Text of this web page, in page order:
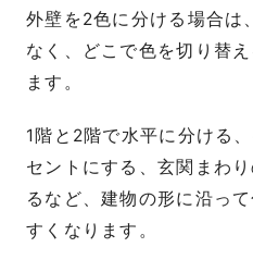
外壁を2色に分ける場合は
なく、どこで色を切り替
ます。
1階と2階で水平に分ける
セントにする、玄関まわ
るなど、建物の形に沿っ
すくなります。